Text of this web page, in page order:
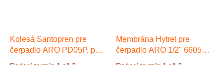
Kolesá Santopren pre
čerpadlo ARO PD05P, poz.
Membrána Hytrel pre
čerpadlo ARO 1/2" 6605